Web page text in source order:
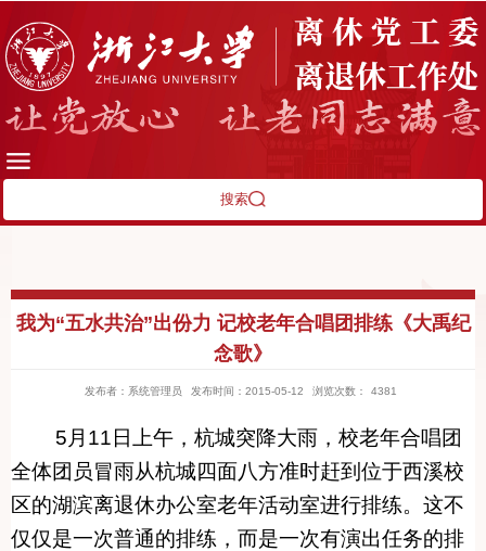
搜索
我为“五水共治”出份力 记校老年合唱团排练《大禹纪
念歌》
发布者：系统管理员 发布时间：2015-05-12 浏览次数： 4381
5 月11日上午，杭城突降大雨，校老年合唱团
全体团员冒雨从杭城四面八方准时赶到位于西溪校
区的湖滨离退休办公室老年活动室进行排练。这不
仅仅是一次普通的排练，而是一次有演出任务的排